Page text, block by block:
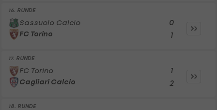
16. RUNDE
Sassuolo Calcio
FC Torino
0
1
17. RUNDE
FC Torino
Cagliari Calcio
1
2
18. RUNDE